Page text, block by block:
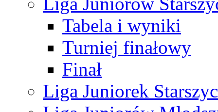
Tabela i wyniki
Turniej finałowy
Finał
Liga Juniorek